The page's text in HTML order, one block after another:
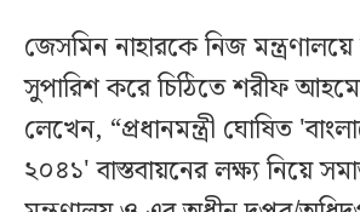
জেসমিন নাহারকে নিজ
সুপারিশ করে চিঠিতে শরীফ
লেখেন, “প্রধানমন্ত্রী ঘোষিত
২০৪১' বাস্তবায়নের লক্ষ্য নিয়ে